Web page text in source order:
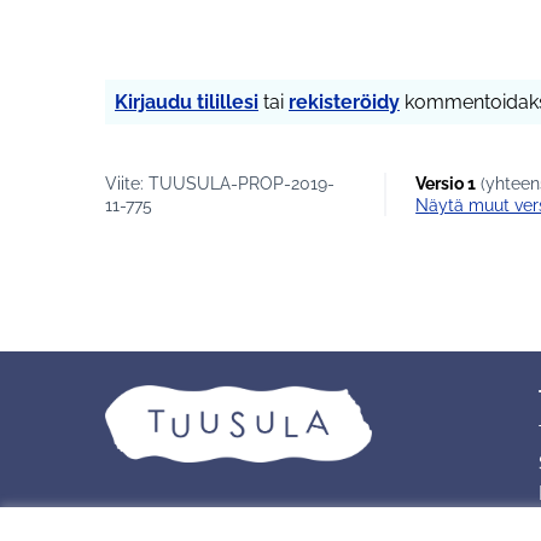
Kirjaudu tilillesi tai rekisteröidy
Viite: TUUSULA-PROP-2019-
11-775
Versio 1
näytä muut